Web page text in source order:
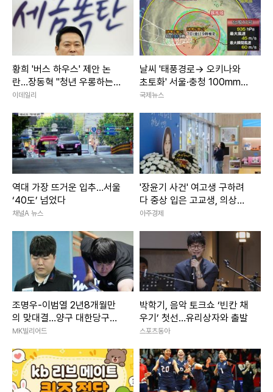
황희 '버스 하우스' 제안 논
란…장동혁 "청년 우롱하는
정책"
이데일리
날씨 '태풍경로→ 오키나와
초토화' 서울·충청 100mm이
상 소나기 주말날씨
국제뉴스
역대 가장 뜨거운 입추…서울
‘40도’ 넘었다
채널A 뉴스
'장윤기 사건' 여고생 구하려
다 중상 입은 고교생, 의상자
인정
아주경제
조명우-이범열 2년8개월만
의 맞대결…양구 대한당구연
맹회장배 男4강서 격돌
MK빌리어드
박학기, 음악 토크쇼 ‘빈칸 채
우기’ 첫선…유리상자와 출발
스포츠동아